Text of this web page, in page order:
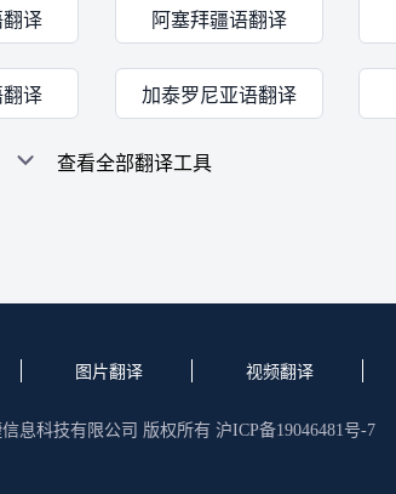
译 阿塞拜疆语翻译
译 加泰罗尼亚语翻译
查看全部翻译工具
图片翻译 视频翻译
息科技有限公司 版权所有 沪ICP备19046481号-7